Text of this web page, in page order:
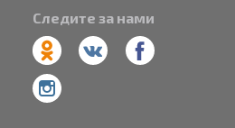
Следите за нами